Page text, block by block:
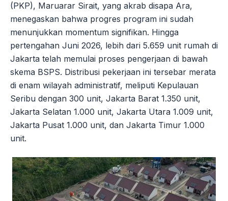
(PKP), Maruarar Sirait, yang akrab disapa Ara,
menegaskan bahwa progres program ini sudah
menunjukkan momentum signifikan. Hingga
pertengahan Juni 2026, lebih dari 5.659 unit rumah di
Jakarta telah memulai proses pengerjaan di bawah
skema BSPS. Distribusi pekerjaan ini tersebar merata
di enam wilayah administratif, meliputi Kepulauan
Seribu dengan 300 unit, Jakarta Barat 1.350 unit,
Jakarta Selatan 1.000 unit, Jakarta Utara 1.009 unit,
Jakarta Pusat 1.000 unit, dan Jakarta Timur 1.000
unit.